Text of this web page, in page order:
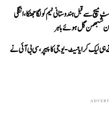
سے قبل ہندوستانی ٹیم کو لگا جھٹکا، انگلی
شبھمن گل ہوئے باہر
لیک کرایا نیٹ-یوجی کا پیپر، سی بی آئی نے